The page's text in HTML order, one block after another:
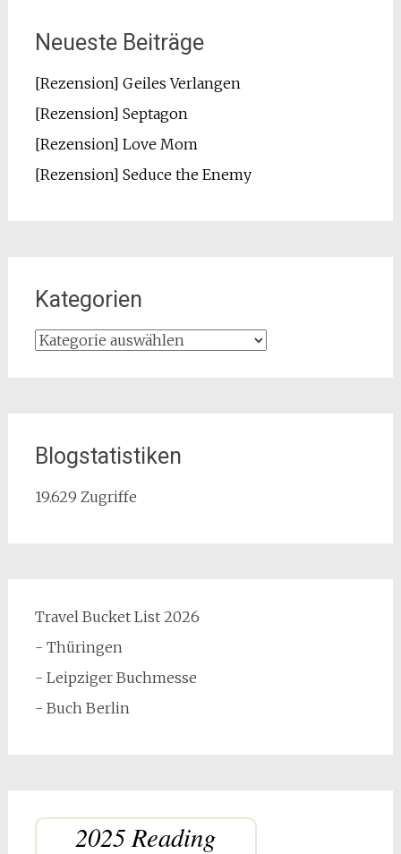
Neueste Beiträge
[Rezension] Geiles Verlangen
[Rezension] Septagon
[Rezension] Love Mom
[Rezension] Seduce the Enemy
Kategorien
Kategorien
Blogstatistiken
19.629 Zugriffe
Travel Bucket List 2026
- Thüringen
- Leipziger Buchmesse
- Buch Berlin
2025 Reading